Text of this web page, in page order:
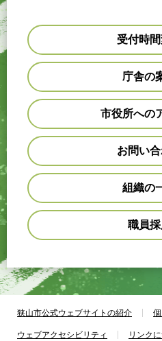
受付時
庁舎の
市役所への
お問い
組織の
職員採
狭山市公式ウェブサイトの紹介
ウェブアクセシビリティ リンク